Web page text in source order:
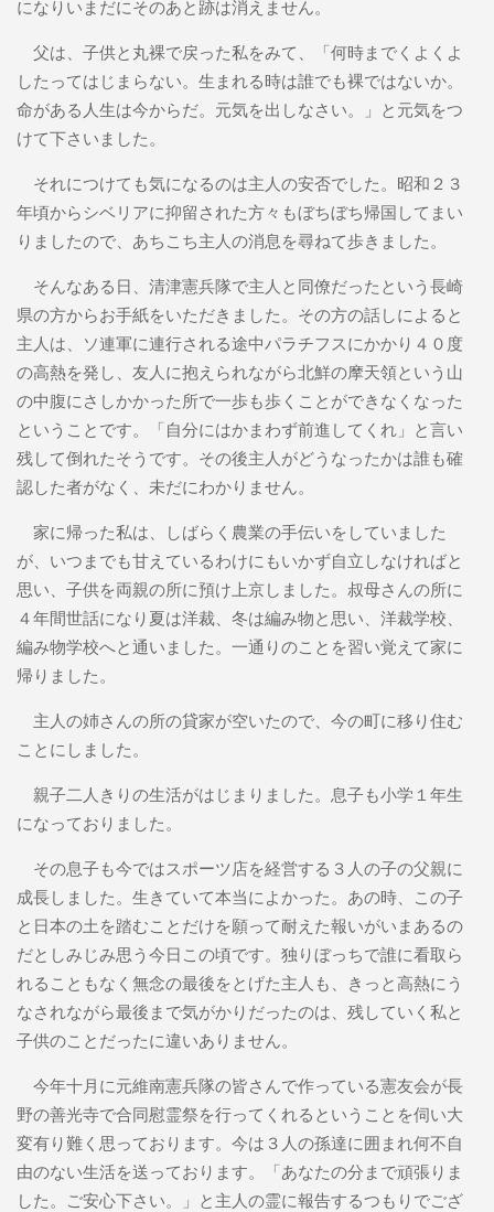
になりいまだにそのあと跡は消えません。
父は、子供と丸裸で戻った私をみて、「何時までくよくよ
したってはじまらない。生まれる時は誰でも裸ではないか。
命がある人生は今からだ。元気を出しなさい。」と元気をつ
けて下さいました。
それにつけても気になるのは主人の安否でした。昭和２３
年頃からシベリアに抑留された方々もぼちぼち帰国してまい
りましたので、あちこち主人の消息を尋ねて歩きました。
そんなある日、清津憲兵隊で主人と同僚だったという長崎
県の方からお手紙をいただきました。その方の話しによると
主人は、ソ連軍に連行される途中パラチフスにかかり４０度
の高熱を発し、友人に抱えられながら北鮮の摩天領という山
の中腹にさしかかった所で一歩も歩くことができなくなった
ということです。「自分にはかまわず前進してくれ」と言い
残して倒れたそうです。その後主人がどうなったかは誰も確
認した者がなく、未だにわかりません。
家に帰った私は、しばらく農業の手伝いをしていました
が、いつまでも甘えているわけにもいかず自立しなければと
思い、子供を両親の所に預け上京しました。叔母さんの所に
４年間世話になり夏は洋裁、冬は編み物と思い、洋裁学校、
編み物学校へと通いました。一通りのことを習い覚えて家に
帰りました。
主人の姉さんの所の貸家が空いたので、今の町に移り住む
ことにしました。
親子二人きりの生活がはじまりました。息子も小学１年生
になっておりました。
その息子も今ではスポーツ店を経営する３人の子の父親に
成長しました。生きていて本当によかった。あの時、この子
と日本の土を踏むことだけを願って耐えた報いがいまあるの
だとしみじみ思う今日この頃です。独りぼっちで誰に看取ら
れることもなく無念の最後をとげた主人も、きっと高熱にう
なされながら最後まで気がかりだったのは、残していく私と
子供のことだったに違いありません。
今年十月に元維南憲兵隊の皆さんで作っている憲友会が長
野の善光寺で合同慰霊祭を行ってくれるということを伺い大
変有り難く思っております。今は３人の孫達に囲まれ何不自
由のない生活を送っております。「あなたの分まで頑張りま
した。ご安心下さい。」と主人の霊に報告するつもりでござ